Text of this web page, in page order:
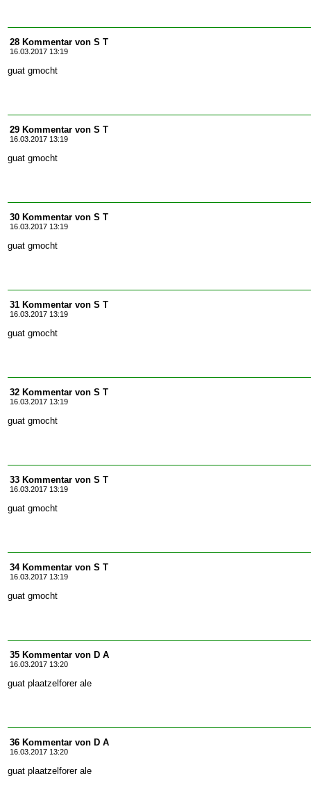
28 Kommentar von S T
16.03.2017 13:19
guat gmocht
29 Kommentar von S T
16.03.2017 13:19
guat gmocht
30 Kommentar von S T
16.03.2017 13:19
guat gmocht
31 Kommentar von S T
16.03.2017 13:19
guat gmocht
32 Kommentar von S T
16.03.2017 13:19
guat gmocht
33 Kommentar von S T
16.03.2017 13:19
guat gmocht
34 Kommentar von S T
16.03.2017 13:19
guat gmocht
35 Kommentar von D A
16.03.2017 13:20
guat plaatzelforer ale
36 Kommentar von D A
16.03.2017 13:20
guat plaatzelforer ale